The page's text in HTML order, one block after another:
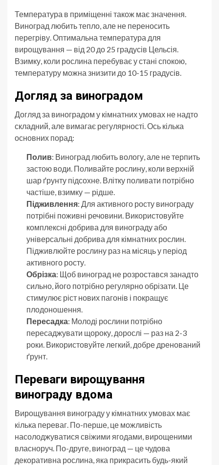
Температура в приміщенні також має значення.
Виноград любить тепло, але не переносить
перегріву. Оптимальна температура для
вирощування — від 20 до 25 градусів Цельсія.
Взимку, коли рослина перебуває у стані спокою,
температуру можна знизити до 10-15 градусів.
Догляд за виноградом
Догляд за виноградом у кімнатних умовах не надто
складний, але вимагає регулярності. Ось кілька
основних порад:
Полив: Виноград любить вологу, але не терпить
застою води. Поливайте рослину, коли верхній
шар ґрунту підсохне. Влітку поливати потрібно
частіше, взимку — рідше.
Підживлення: Для активного росту винограду
потрібні поживні речовини. Використовуйте
комплексні добрива для винограду або
універсальні добрива для кімнатних рослин.
Підживлюйте рослину раз на місяць у період
активного росту.
Обрізка: Щоб виноград не розростався занадто
сильно, його потрібно регулярно обрізати. Це
стимулює ріст нових пагонів і покращує
плодоношення.
Пересадка: Молоді рослини потрібно
пересаджувати щороку, дорослі — раз на 2-3
роки. Використовуйте легкий, добре дренований
ґрунт.
Переваги вирощування
винограду вдома
Вирощування винограду у кімнатних умовах має
кілька переваг. По-перше, це можливість
насолоджуватися свіжими ягодами, вирощеними
власноруч. По-друге, виноград — це чудова
декоративна рослина, яка прикрасить будь-який